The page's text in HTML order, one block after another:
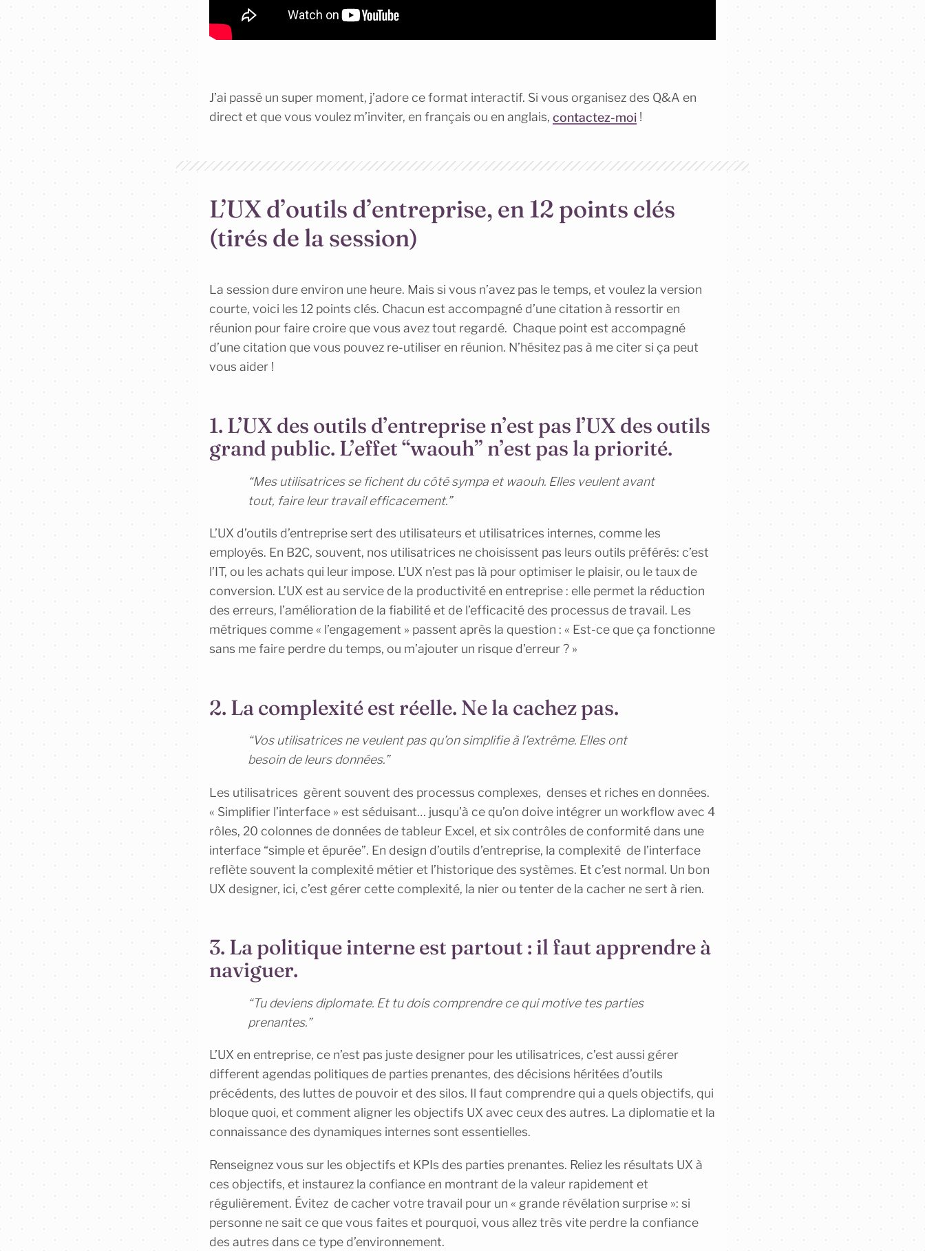
J’ai passé un super moment, j’adore ce format interactif. Si vous organisez des Q&A en
direct et que vous voulez m’inviter, en français ou en anglais, contactez-moi !
L’UX d’outils d’entreprise, en 12 points clés
(tirés de la session)
La session dure environ une heure. Mais si vous n’avez pas le temps, et voulez la version
courte, voici les 12 points clés. Chacun est accompagné d’une citation à ressortir en
réunion pour faire croire que vous avez tout regardé. Chaque point est accompagné
d’une citation que vous pouvez re-utiliser en réunion. N’hésitez pas à me citer si ça peut
vous aider !
1. L’UX des outils d’entreprise n’est pas l’UX des outils
grand public. L’effet “waouh” n’est pas la priorité.
“Mes utilisatrices se fichent du côté sympa et waouh. Elles veulent avant
tout, faire leur travail efficacement.”
L’UX d’outils d’entreprise sert des utilisateurs et utilisatrices internes, comme les
employés. En B2C, souvent, nos utilisatrices ne choisissent pas leurs outils préférés: c’est
l’IT, ou les achats qui leur impose. L’UX n’est pas là pour optimiser le plaisir, ou le taux de
conversion. L’UX est au service de la productivité en entreprise : elle permet la réduction
des erreurs, l’amélioration de la fiabilité et de l’efficacité des processus de travail. Les
métriques comme « l’engagement » passent après la question : « Est-ce que ça fonctionne
sans me faire perdre du temps, ou m’ajouter un risque d’erreur ? »
2. La complexité est réelle. Ne la cachez pas.
“Vos utilisatrices ne veulent pas qu’on simplifie à l’extrême. Elles ont
besoin de leurs données.”
Les utilisatrices gèrent souvent des processus complexes, denses et riches en données.
« Simplifier l’interface » est séduisant… jusqu’à ce qu’on doive intégrer un workflow avec 4
rôles, 20 colonnes de données de tableur Excel, et six contrôles de conformité dans une
interface “simple et épurée”. En design d’outils d’entreprise, la complexité de l’interface
reflète souvent la complexité métier et l’historique des systèmes. Et c’est normal. Un bon
UX designer, ici, c’est gérer cette complexité, la nier ou tenter de la cacher ne sert à rien.
3. La politique interne est partout : il faut apprendre à
naviguer.
“Tu deviens diplomate. Et tu dois comprendre ce qui motive tes parties
prenantes.”
L’UX en entreprise, ce n’est pas juste designer pour les utilisatrices, c’est aussi gérer
different agendas politiques de parties prenantes, des décisions héritées d’outils
précédents, des luttes de pouvoir et des silos. Il faut comprendre qui a quels objectifs, qui
bloque quoi, et comment aligner les objectifs UX avec ceux des autres. La diplomatie et la
connaissance des dynamiques internes sont essentielles.
Renseignez vous sur les objectifs et KPIs des parties prenantes. Reliez les résultats UX à
ces objectifs, et instaurez la confiance en montrant de la valeur rapidement et
régulièrement. Évitez de cacher votre travail pour un « grande révélation surprise »: si
personne ne sait ce que vous faites et pourquoi, vous allez très vite perdre la confiance
des autres dans ce type d’environnement.